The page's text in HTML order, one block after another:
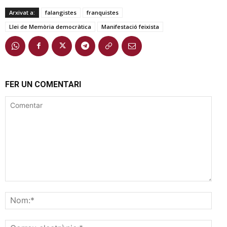
Arxivat a: falangistes
franquistes
Llei de Memòria democràtica
Manifestació feixista
FER UN COMENTARI